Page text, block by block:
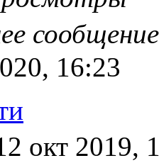
16:23
окт 2019,